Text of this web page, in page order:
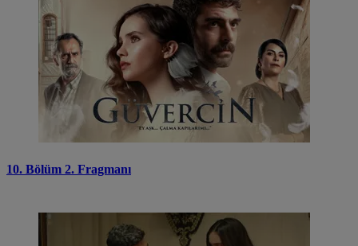
10. Bölüm 2. Fragmanı